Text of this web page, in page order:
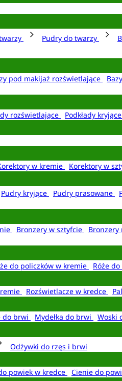
Pudry do twarzy
pod makijaż rozświetlające
rozświetlające Podkłady kryjące
w kremie Korektory w
Pudry kryjące Pudry prasowane
Bronzery w sztyfcie Bronzery
do policzków w kremie Róże
Rozświetlacze w kredce
do brwi Mydełka do brwi Woski
Odżywki do rzęs i brwi
powiek w kredce Cienie do